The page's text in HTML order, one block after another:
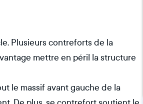
Plusieurs contreforts de la
mettre en péril la structure
le massif avant gauche de la